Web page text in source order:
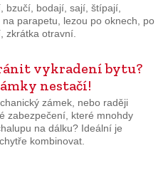
bzučí, bodají, sají, štípají,
na parapetu, lezou po oknech, po
otravní.
vykradení bytu?
nestačí!
zámek, nebo raději
zabezpečení, které mnohdy
na dálku? Ideální je
kombinovat.